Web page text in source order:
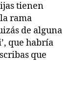
tienen
rama
de alguna
que habría
que